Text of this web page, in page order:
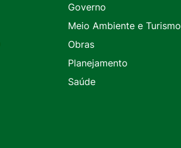
Governo
Meio Ambiente e Turismo
Obras
Planejamento
Saúde